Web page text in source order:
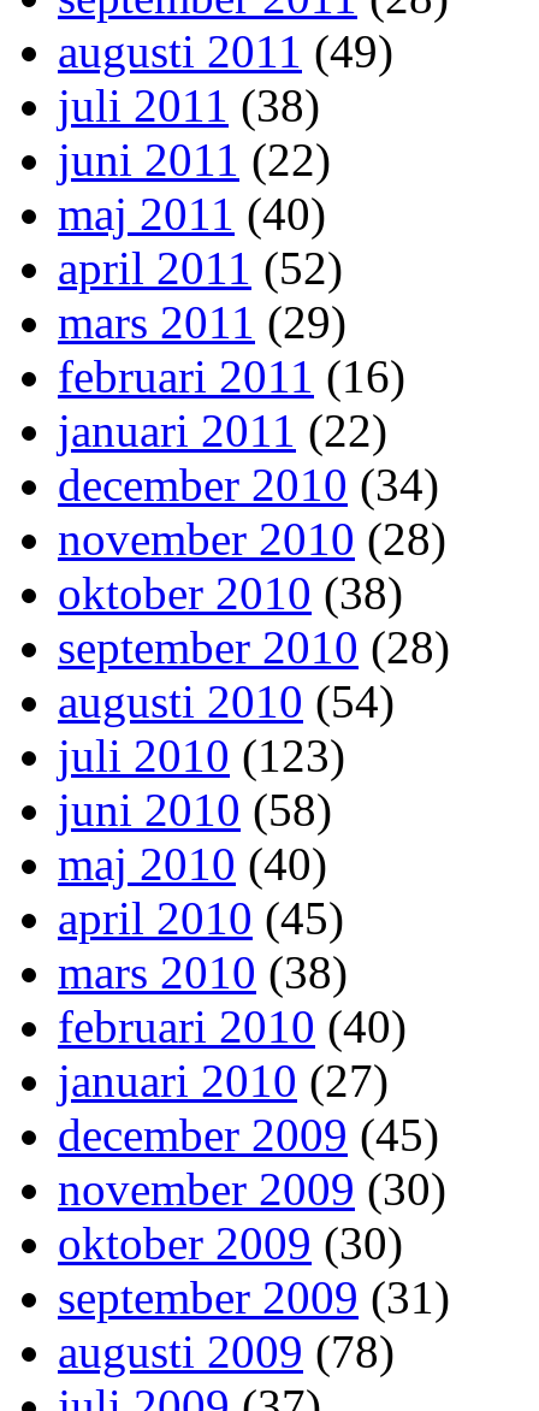
augusti 2011 (49)
juli 2011 (38)
juni 2011 (22)
maj 2011 (40)
april 2011 (52)
mars 2011 (29)
februari 2011 (16)
januari 2011 (22)
december 2010 (34)
november 2010 (28)
oktober 2010 (38)
september 2010 (28)
augusti 2010 (54)
juli 2010 (123)
juni 2010 (58)
maj 2010 (40)
april 2010 (45)
mars 2010 (38)
februari 2010 (40)
januari 2010 (27)
december 2009 (45)
november 2009 (30)
oktober 2009 (30)
september 2009 (31)
augusti 2009 (78)